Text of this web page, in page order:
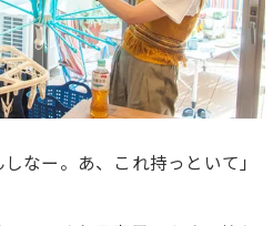
なー。あ、これ持っといて」